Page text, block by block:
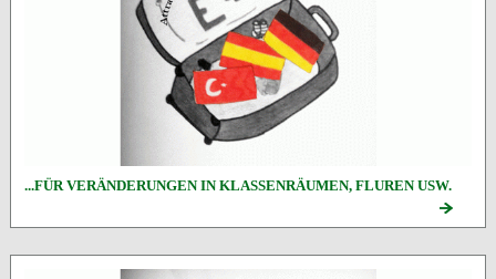
...FÜR VERÄNDERUNGEN IN KLASSENRÄUMEN, FLUREN USW.